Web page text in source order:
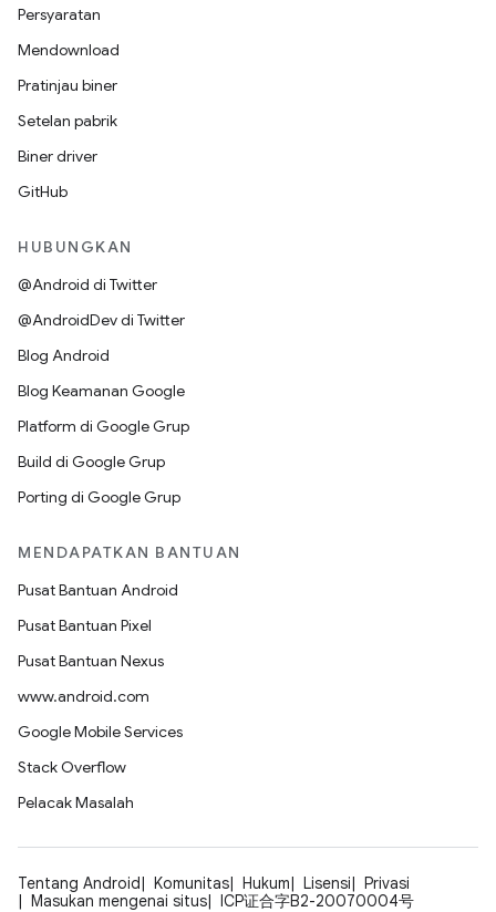
Persyaratan
Mendownload
Pratinjau biner
Setelan pabrik
Biner driver
GitHub
HUBUNGKAN
@Android di Twitter
@AndroidDev di Twitter
Blog Android
Blog Keamanan Google
Platform di Google Grup
Build di Google Grup
Porting di Google Grup
MENDAPATKAN BANTUAN
Pusat Bantuan Android
Pusat Bantuan Pixel
Pusat Bantuan Nexus
www.android.com
Google Mobile Services
Stack Overflow
Pelacak Masalah
Tentang Android Komunitas Hukum Lisensi
Privasi
Masukan mengenai situs
ICP证合字B2-20070004号